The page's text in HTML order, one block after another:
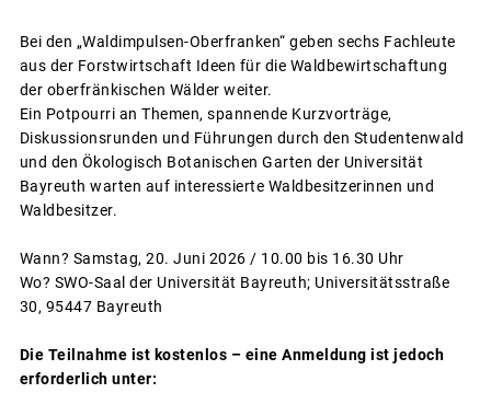
Bei den „Waldimpulsen-Oberfranken“ geben sechs Fachleute
aus der Forstwirtschaft Ideen für die Waldbewirtschaftung
der oberfränkischen Wälder weiter.
Ein Potpourri an Themen, spannende Kurzvorträge,
Diskussionsrunden und Führungen durch den Studentenwald
und den Ökologisch Botanischen Garten der Universität
Bayreuth warten auf interessierte Waldbesitzerinnen und
Waldbesitzer.
Wann? Samstag, 20. Juni 2026 / 10.00 bis 16.30 Uhr
Wo? SWO-Saal der Universität Bayreuth; Universitätsstraße
30, 95447 Bayreuth
Die Teilnahme ist kostenlos – eine Anmeldung ist jedoch
erforderlich unter: